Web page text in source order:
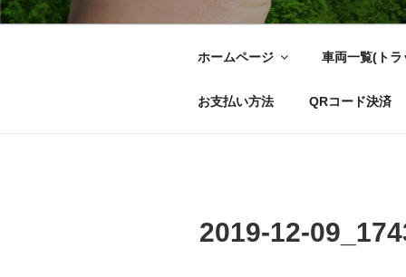
ホームページ 車両一覧(ト
お支払い方法 QRコード決済
2019-12-